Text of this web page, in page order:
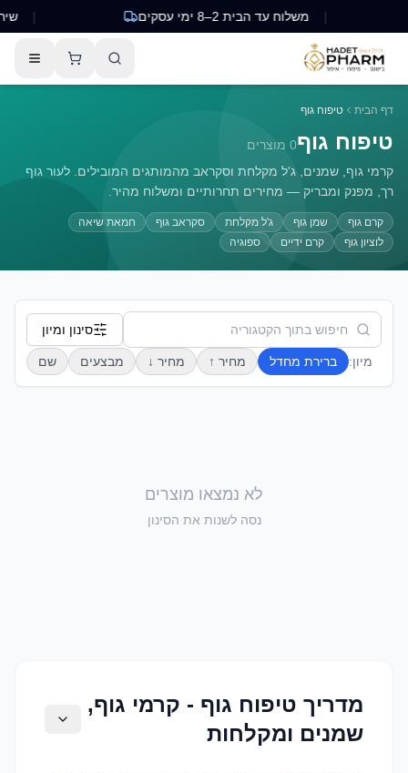
משלוח עד הבית 2–8 ימי עסקים
דף הבית טיפוח גוף
טיפוח גוף0 מוצרים
קרמי גוף, שמנים, ג'ל מקלחת וסקראב מהמותגים המובילים. לעור גוף
רך, מפנק ומבריק — מחירים תחרותיים ומשלוח מהיר.
קרם גוף שמן גוף ג'ל מקלחת סקראב גוף
חמאת שיאה
לוציון גוף
קרם ידיים ספוגיה
סינון ומיון
מיון: ברירת מחדל מחיר ↑ מחיר ↓ מבצעים שם
לא נמצאו מוצרים
נסה לשנות את הסינון
מדריך טיפוח גוף - קרמי גוף,
שמנים ומקלחות